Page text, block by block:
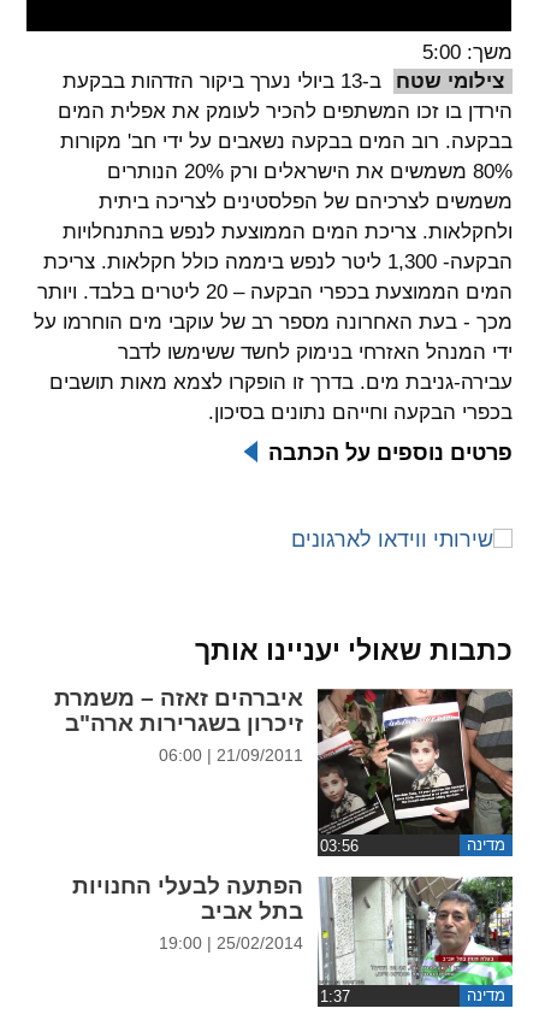
ניגודיות צבעים
brightness_high
ניגודיות בהירה
brightness_low
ניגודיות כהה
קישורים
format_underlined
font_download
cached
ההגדרות
משך: 5:00
צילומי שטח
ב-13 ביולי נערך ביקור הזדהות בבקעת
הירדן בו זכו המשתפים להכיר לעומק את אפלית המים
בבקעה. רוב המים בבקעה נשאבים על ידי חב' מקורות
80% משמשים את הישראלים ורק 20% הנותרים
משמשים לצרכיהם של הפלסטינים לצריכה ביתית
ולחקלאות. צריכת המים הממוצעת לנפש בהתנחלויות
הבקעה- 1,300 ליטר לנפש ביממה כולל חקלאות. צריכת
המים הממוצעת בכפרי הבקעה – 20 ליטרים בלבד. ויותר
מכך - בעת האחרונה מספר רב של עוקבי מים הוחרמו על
ידי המנהל האזרחי בנימוק לחשד ששימשו לדבר
עבירה-גניבת מים. בדרך זו הופקרו לצמא מאות תושבים
בכפרי הבקעה וחייהם נתונים בסיכון.
פרטים נוספים על הכתבה
כתבות שאולי יעניינו אותך
מדינה
איברהים זאזה – משמרת
זיכרון בשגרירות ארה"ב
21/09/2011 | 06:00
מדינה
הפתעה לבעלי החנויות
בתל אביב
25/02/2014 | 19:00